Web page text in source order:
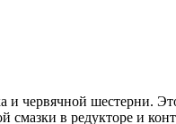
и червячной шестерни.
смазки в редукторе и